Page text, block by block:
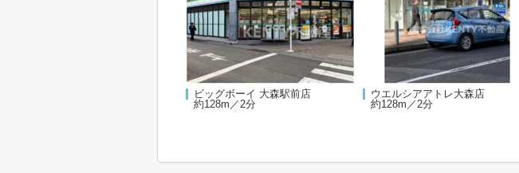
ビッグボーイ 大森駅前店
約128m／2分
ウエルシアアトレ大森店
約128m／2分